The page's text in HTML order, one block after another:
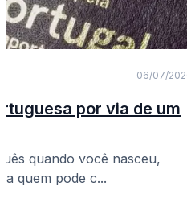
06/07/
por via de um
quando você nasceu,
quem pode c...